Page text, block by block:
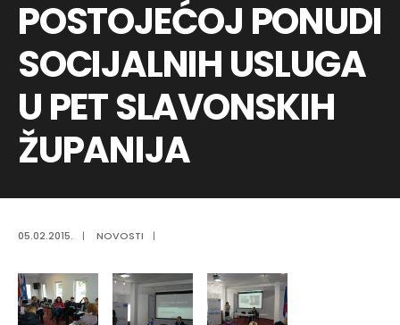
POSTOJEĆOJ PONUDI
SOCIJALNIH USLUGA
U PET SLAVONSKIH
ŽUPANIJA
05.02.2015. | NOVOSTI |